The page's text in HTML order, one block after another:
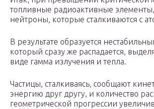
топливные радиоактивные
нейтроны, которые сталкиваются с
В результате образуется
который сразу же распадается,
виде гамма излучения и тепла.
Частицы, сталкиваясь, сообщают
энергию друг другу, и количество
геометрической прогрессии